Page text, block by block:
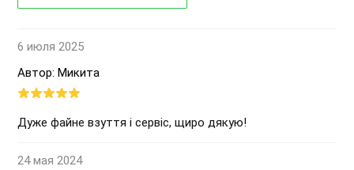
6 июля 2025
Автор: Микита
Дуже файне взуття і сервіс, щиро дякую!
24 мая 2024